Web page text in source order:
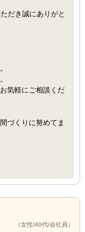
だき誠にありがと
気軽にご相談くだ
づくりに努めてま
（女性/40代/会社員）